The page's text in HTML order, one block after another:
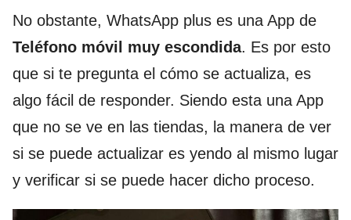
No obstante, WhatsApp plus es una App de
Teléfono móvil muy escondida. Es por esto
que si te pregunta el cómo se actualiza, es
algo fácil de responder. Siendo esta una App
que no se ve en las tiendas, la manera de ver
si se puede actualizar es yendo al mismo lugar
y verificar si se puede hacer dicho proceso.